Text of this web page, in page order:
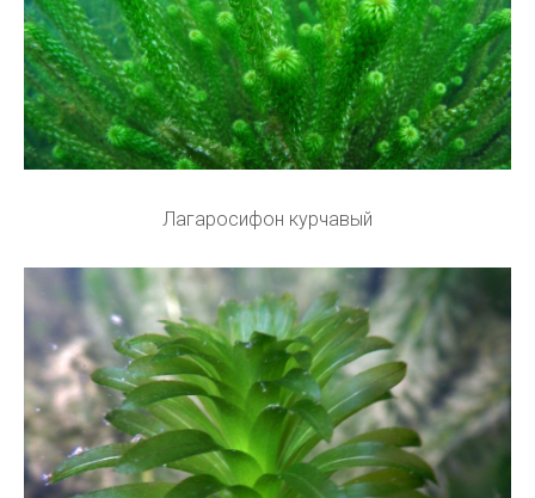
Лагаросифон курчавый